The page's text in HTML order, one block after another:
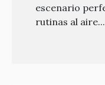
escenario
rutinas al aire...